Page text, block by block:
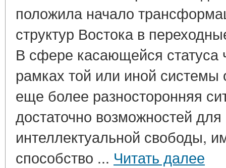
положила начало
структур Востока в
В сфере касающейся статуса
рамках той или иной
еще более разносторонняя
достаточно возможностей для
интеллектуальной свободы,
способство ... Читать далее